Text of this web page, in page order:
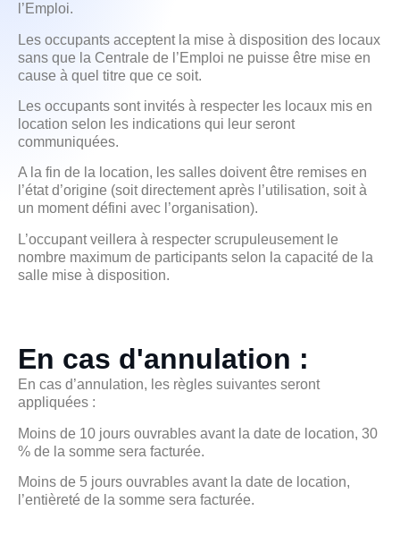
l’Emploi.
Les occupants acceptent la mise à disposition des locaux
sans que la Centrale de l’Emploi ne puisse être mise en
cause à quel titre que ce soit.
Les occupants sont invités à respecter les locaux mis en
location selon les indications qui leur seront
communiquées.
A la fin de la location, les salles doivent être remises en
l’état d’origine (soit directement après l’utilisation, soit à
un moment défini avec l’organisation).
L’occupant veillera à respecter scrupuleusement le
nombre maximum de participants selon la capacité de la
salle mise à disposition.
En cas d'annulation :
En cas d’annulation, les règles suivantes seront
appliquées :
Moins de 10 jours ouvrables avant la date de location, 30
% de la somme sera facturée.
Moins de 5 jours ouvrables avant la date de location,
l’entièreté de la somme sera facturée.